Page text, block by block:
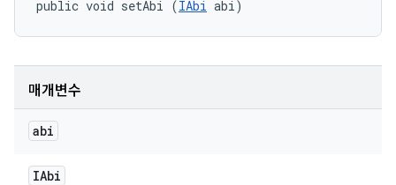
public void setAbi (IAbi abi)
매개변수
abi
IAbi